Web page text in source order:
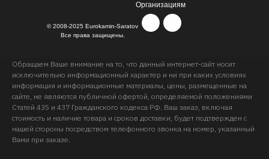
© 2008-2025 Eurokamin-Saratov
Все права защищены.
Организациям
Обращаем Ваше внимание на то, что данный интернет-сайт носит
исключительно информационный характер и ни при каких условиях
информация и информационные материалы, цены, размещенные на
сайте, не являются публичной офертой, определяемой положениями
Статей 435 и 437 Гражданского кодекса РФ. Ваш заказ, включая
стоимость и наличие товара и сроков доставки, будет подтвержден с
нашей стороны посредством телефонного звонка на номер, указанный
Вами при заказе.